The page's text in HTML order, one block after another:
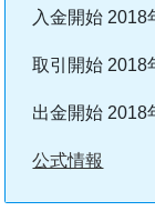
入金開始 2018
取引開始 2018
出金開始 2018
公式情報